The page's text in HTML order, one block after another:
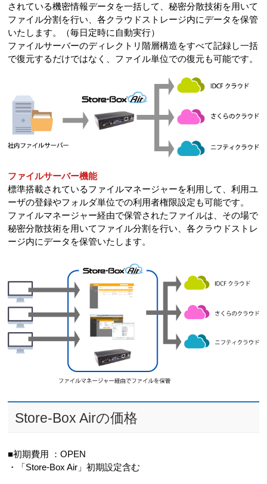
されている機密情報データを一括して、秘密分散技術を用いて
ファイル分割を行い、各クラウドストレージ内にデータを保管
いたします。（毎日定時に自動実行）
ファイルサーバーのディレクトリ階層構造をすべて記録し一括
で復元するだけではなく、ファイル単位での復元も可能です。
ファイルサーバー機能
標準搭載されているファイルマネージャーを利用して、利用ユ
ーザの登録やフォルダ単位での利用者権限設定も可能です。
ファイルマネージャー経由で保管されたファイルは、その場で
秘密分散技術を用いてファイル分割を行い、各クラウドストレ
ージ内にデータを保管いたします。
Store-Box Airの価格
■初期費用 ：OPEN
・「Store-Box Air」初期設定含む